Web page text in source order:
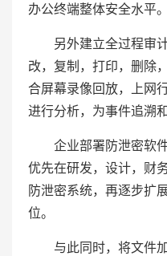
办公终端整体安全水平。
另外建立全过程审
改，复制，打印，删除
合屏幕录像回放，上网
进行分析，为事件追溯
企业部署防泄密软
优先在研发，设计，财
防泄密系统，再逐步扩
位。
与此同时，将文件